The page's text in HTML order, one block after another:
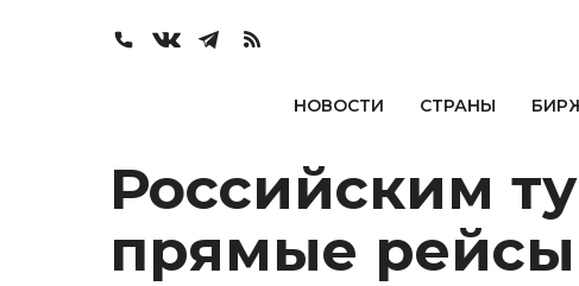
НОВОСТИ СТРАНЫ
Российским
прямые